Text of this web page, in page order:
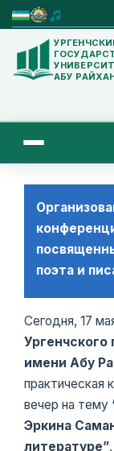
АБУ
поэта и
Сегодня, 17
Ургенчского
имени Абу
практическая
вечер на тему
Эркина
литературе”